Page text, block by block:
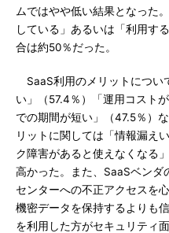
ムではやや低い結果となった
している」あるいは「利用す
合は約50％だった。
SaaS利用のメリットについ
い」（57.4％）「運用コスト
での期間が短い」（47.5％）
リットに関しては「情報漏え
ク障害があると使えなくなる
高かった。また、SaaSベンダ
センターへの不正アクセスを
機密データを保持するよりも
を利用した方がセキュリティ